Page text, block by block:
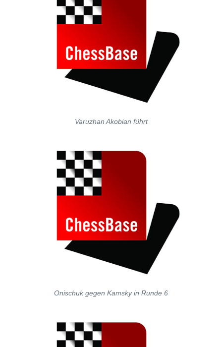
Varuzhan Akobian führt
Onischuk gegen Kamsky in Runde 6